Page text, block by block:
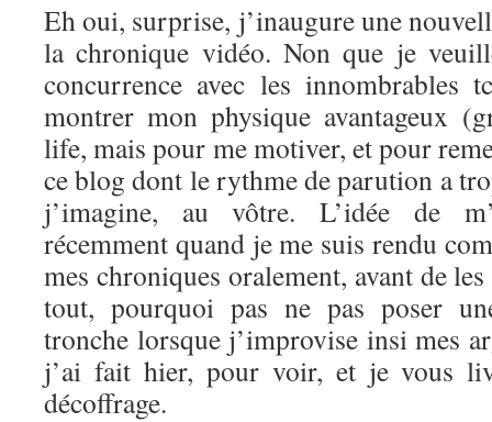
Eh oui, surprise, j’inaugure une
la chronique vidéo. Non que je
concurrence avec les innombrables
montrer mon physique avantageux
life, mais pour me motiver, et pour
ce blog dont le rythme de parution a
j’imagine, au vôtre. L’idée de
récemment quand je me suis rendu
mes chroniques oralement, avant de
tout, pourquoi pas ne pas poser
tronche lorsque j’improvise insi mes
j’ai fait hier, pour voir, et je vous
décoffrage.